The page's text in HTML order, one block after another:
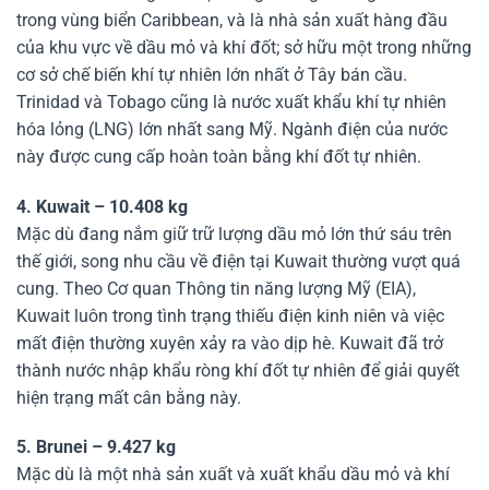
trong vùng biển Caribbean, và là nhà sản xuất hàng đầu
của khu vực về dầu mỏ và khí đốt; sở hữu một trong những
cơ sở chế biến khí tự nhiên lớn nhất ở Tây bán cầu.
Trinidad và Tobago cũng là nước xuất khẩu khí tự nhiên
hóa lỏng (LNG) lớn nhất sang Mỹ. Ngành điện của nước
này được cung cấp hoàn toàn bằng khí đốt tự nhiên.
4. Kuwait – 10.408 kg
Mặc dù đang nắm giữ trữ lượng dầu mỏ lớn thứ sáu trên
thế giới, song nhu cầu về điện tại Kuwait thường vượt quá
cung. Theo Cơ quan Thông tin năng lượng Mỹ (EIA),
Kuwait luôn trong tình trạng thiếu điện kinh niên và việc
mất điện thường xuyên xảy ra vào dịp hè. Kuwait đã trở
thành nước nhập khẩu ròng khí đốt tự nhiên để giải quyết
hiện trạng mất cân bằng này.
5. Brunei – 9.427 kg
Mặc dù là một nhà sản xuất và xuất khẩu dầu mỏ và khí